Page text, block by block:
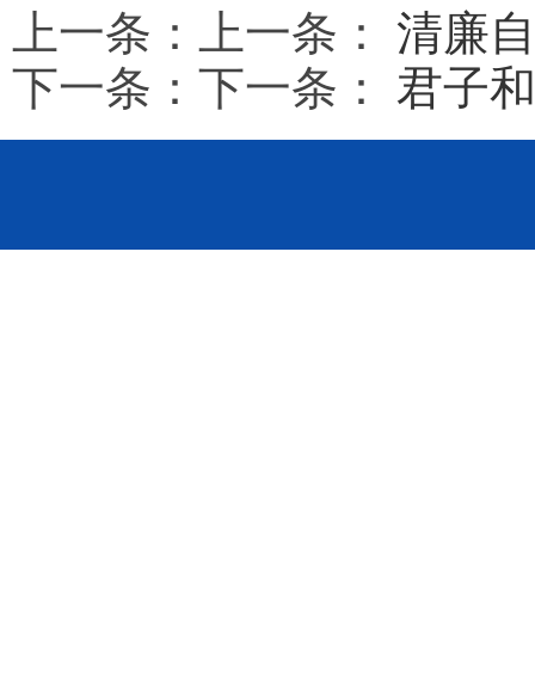
上一条：上一条： 清廉
下一条：下一条： 君子